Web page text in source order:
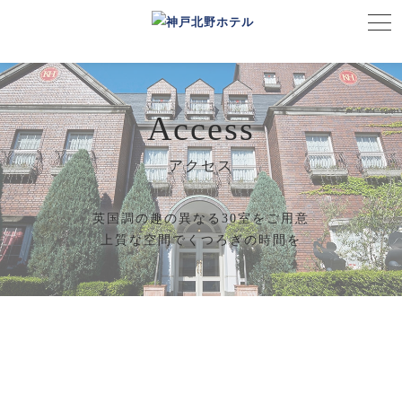
Access
アクセス
英国調の趣の異なる30室をご用意
上質な空間でくつろぎの時間を